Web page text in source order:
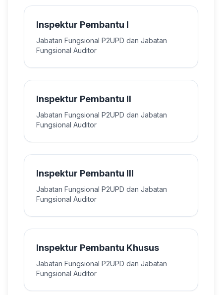
Inspektur Pembantu I
Jabatan Fungsional P2UPD dan Jabatan
Fungsional Auditor
Inspektur Pembantu II
Jabatan Fungsional P2UPD dan Jabatan
Fungsional Auditor
Inspektur Pembantu III
Jabatan Fungsional P2UPD dan Jabatan
Fungsional Auditor
Inspektur Pembantu Khusus
Jabatan Fungsional P2UPD dan Jabatan
Fungsional Auditor